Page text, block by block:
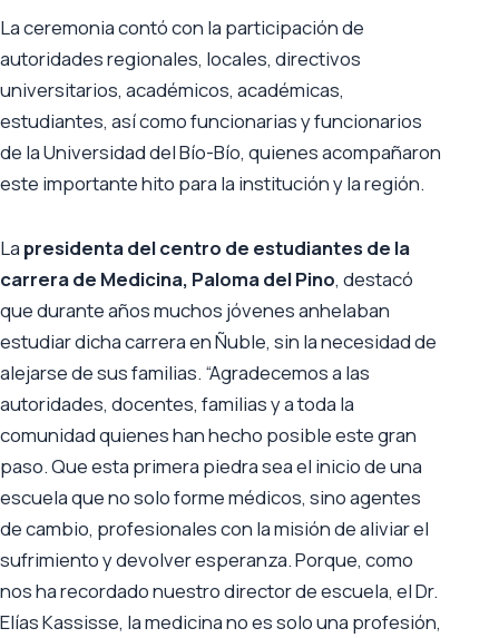
La ceremonia contó con la participación de
autoridades regionales, locales, directivos
universitarios, académicos, académicas,
estudiantes, así como funcionarias y funcionarios
de la Universidad del Bío-Bío, quienes acompañaron
este importante hito para la institución y la región.
La presidenta del centro de estudiantes de la
carrera de Medicina, Paloma del Pino, destacó
que durante años muchos jóvenes anhelaban
estudiar dicha carrera en Ñuble, sin la necesidad de
alejarse de sus familias. “Agradecemos a las
autoridades, docentes, familias y a toda la
comunidad quienes han hecho posible este gran
paso. Que esta primera piedra sea el inicio de una
escuela que no solo forme médicos, sino agentes
de cambio, profesionales con la misión de aliviar el
sufrimiento y devolver esperanza. Porque, como
nos ha recordado nuestro director de escuela, el Dr.
Elías Kassisse, la medicina no es solo una profesión,